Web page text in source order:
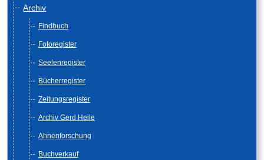
Archiv
Findbuch
Fotoregister
Seelenregister
Bücherregister
Zeitungsregister
Archiv Gerd Heile
Ahnenforschung
Buchverkauf